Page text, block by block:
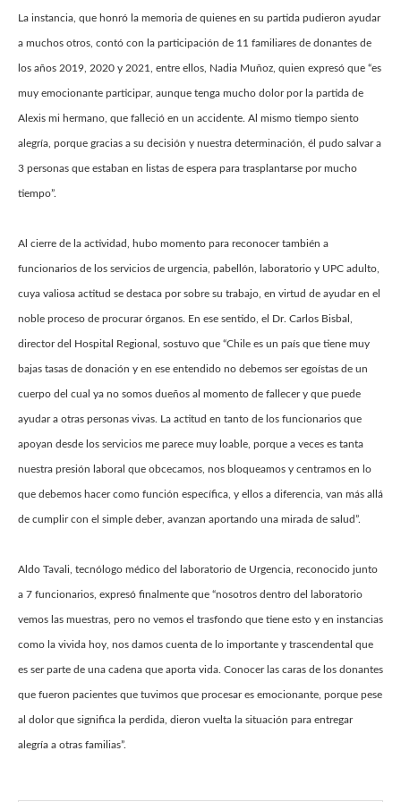
La instancia, que honró la memoria de quienes en su partida pudieron ayudar
a muchos otros, contó con la participación de 11 familiares de donantes de
los años 2019, 2020 y 2021, entre ellos, Nadia Muñoz, quien expresó que “es
muy emocionante participar, aunque tenga mucho dolor por la partida de
Alexis mi hermano, que falleció en un accidente. Al mismo tiempo siento
alegría, porque gracias a su decisión y nuestra determinación, él pudo salvar a
3 personas que estaban en listas de espera para trasplantarse por mucho
tiempo”.
Al cierre de la actividad, hubo momento para reconocer también a
funcionarios de los servicios de urgencia, pabellón, laboratorio y UPC adulto,
cuya valiosa actitud se destaca por sobre su trabajo, en virtud de ayudar en el
noble proceso de procurar órganos. En ese sentido, el Dr. Carlos Bisbal,
director del Hospital Regional, sostuvo que “Chile es un país que tiene muy
bajas tasas de donación y en ese entendido no debemos ser egoístas de un
cuerpo del cual ya no somos dueños al momento de fallecer y que puede
ayudar a otras personas vivas. La actitud en tanto de los funcionarios que
apoyan desde los servicios me parece muy loable, porque a veces es tanta
nuestra presión laboral que obcecamos, nos bloqueamos y centramos en lo
que debemos hacer como función específica, y ellos a diferencia, van más allá
de cumplir con el simple deber, avanzan aportando una mirada de salud”.
Aldo Tavali, tecnólogo médico del laboratorio de Urgencia, reconocido junto
a 7 funcionarios, expresó finalmente que “nosotros dentro del laboratorio
vemos las muestras, pero no vemos el trasfondo que tiene esto y en instancias
como la vivida hoy, nos damos cuenta de lo importante y trascendental que
es ser parte de una cadena que aporta vida. Conocer las caras de los donantes
que fueron pacientes que tuvimos que procesar es emocionante, porque pese
al dolor que significa la perdida, dieron vuelta la situación para entregar
alegría a otras familias”.